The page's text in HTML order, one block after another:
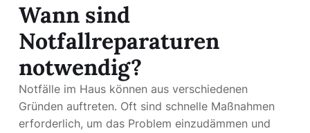
Wann sind
Notfallreparaturen
notwendig?
Notfälle im Haus können aus verschiedenen
Gründen auftreten. Oft sind schnelle Maßnahmen
erforderlich, um das Problem einzudämmen und